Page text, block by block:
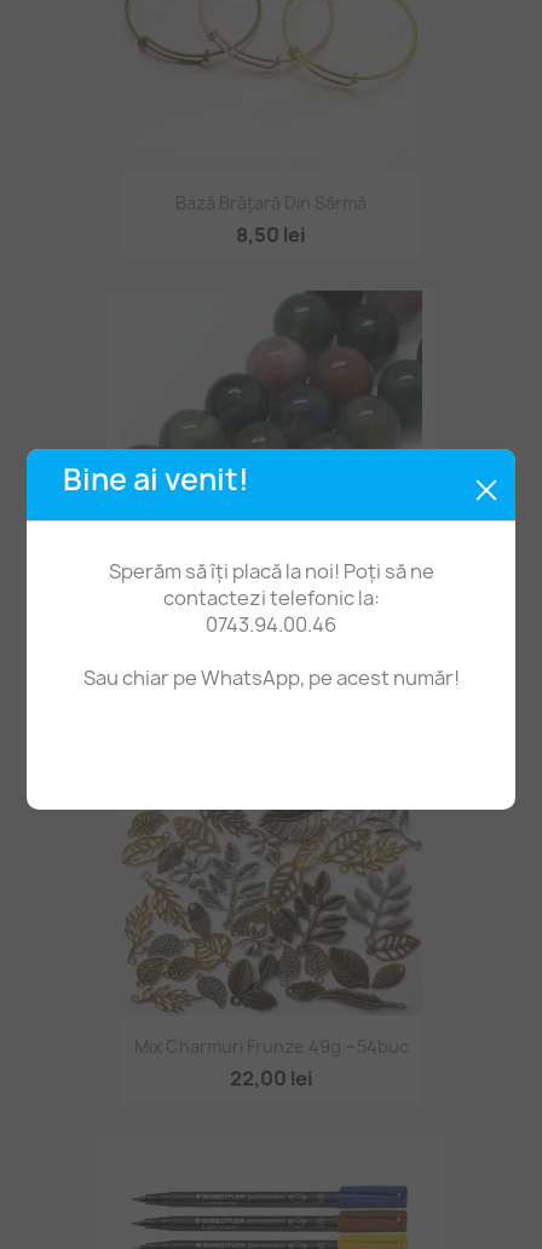
Bine ai venit!
Sperăm să îți placă la noi! Poți să ne
contactezi telefonic la:
0743.94.00.46
Sau chiar pe WhatsApp, pe acest număr!
Bază Brățară Din Sârmă
8,50 lei
Mărgele Agat Indian 8mm 38cm~44buc
Mix Charmuri Frunze 49g ~54buc
22,00 lei